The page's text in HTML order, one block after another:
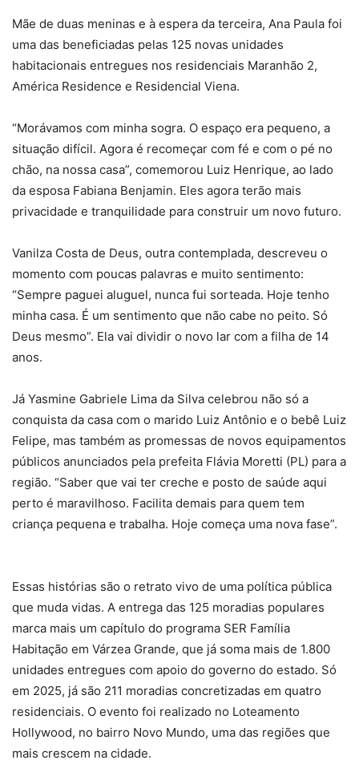
Mãe de duas meninas e à espera da terceira, Ana Paula foi
uma das beneficiadas pelas 125 novas unidades
habitacionais entregues nos residenciais Maranhão 2,
América Residence e Residencial Viena.
“Morávamos com minha sogra. O espaço era pequeno, a
situação difícil. Agora é recomeçar com fé e com o pé no
chão, na nossa casa”, comemorou Luiz Henrique, ao lado
da esposa Fabiana Benjamin. Eles agora terão mais
privacidade e tranquilidade para construir um novo futuro.
Vanilza Costa de Deus, outra contemplada, descreveu o
momento com poucas palavras e muito sentimento:
“Sempre paguei aluguel, nunca fui sorteada. Hoje tenho
minha casa. É um sentimento que não cabe no peito. Só
Deus mesmo”. Ela vai dividir o novo lar com a filha de 14
anos.
Já Yasmine Gabriele Lima da Silva celebrou não só a
conquista da casa com o marido Luiz Antônio e o bebê Luiz
Felipe, mas também as promessas de novos equipamentos
públicos anunciados pela prefeita Flávia Moretti (PL) para a
região. “Saber que vai ter creche e posto de saúde aqui
perto é maravilhoso. Facilita demais para quem tem
criança pequena e trabalha. Hoje começa uma nova fase”.
Essas histórias são o retrato vivo de uma política pública
que muda vidas. A entrega das 125 moradias populares
marca mais um capítulo do programa SER Família
Habitação em Várzea Grande, que já soma mais de 1.800
unidades entregues com apoio do governo do estado. Só
em 2025, já são 211 moradias concretizadas em quatro
residenciais. O evento foi realizado no Loteamento
Hollywood, no bairro Novo Mundo, uma das regiões que
mais crescem na cidade.